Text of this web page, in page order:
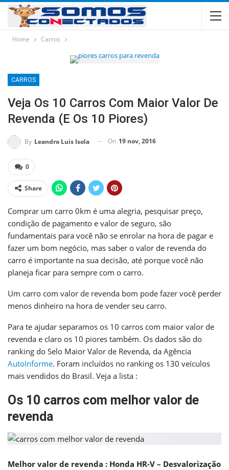
Home Carros
CARROS
Veja Os 10 Carros Com Maior Valor De
Revenda (e Os 10 Piores)
By Leandro Luis Isola On 19 nov, 2016
0
Share
Comprar um carro 0km é uma alegria, pesquisar preço,
condição de pagamento e valor de seguro, são
fundamentais para você não se enrolar na hora de pagar e
fazer um bom negócio, mas saber o valor de revenda do
carro é importante na sua decisão, até porque você não
planeja ficar para sempre com o carro.
Um carro com valor de revenda bom pode fazer você perder
menos dinheiro na hora de vender seu carro.
Para te ajudar separamos os 10 carros com maior valor de
revenda e claro os 10 piores também. Os dados são do
ranking do Selo Maior Valor de Revenda, da Agência
AutoInforme. Foram incluídos no ranking os 130 veículos
mais vendidos do Brasil. Veja a lista :
Os 10 carros com melhor valor de
revenda
Melhor valor de revenda : Honda HR-V – Desvalorização